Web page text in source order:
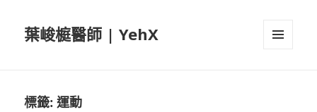
葉峻榳醫師 | YehX
標籤:運動